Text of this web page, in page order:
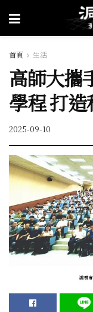
首頁 生活
高師大攜
學程 打
2025-09-10